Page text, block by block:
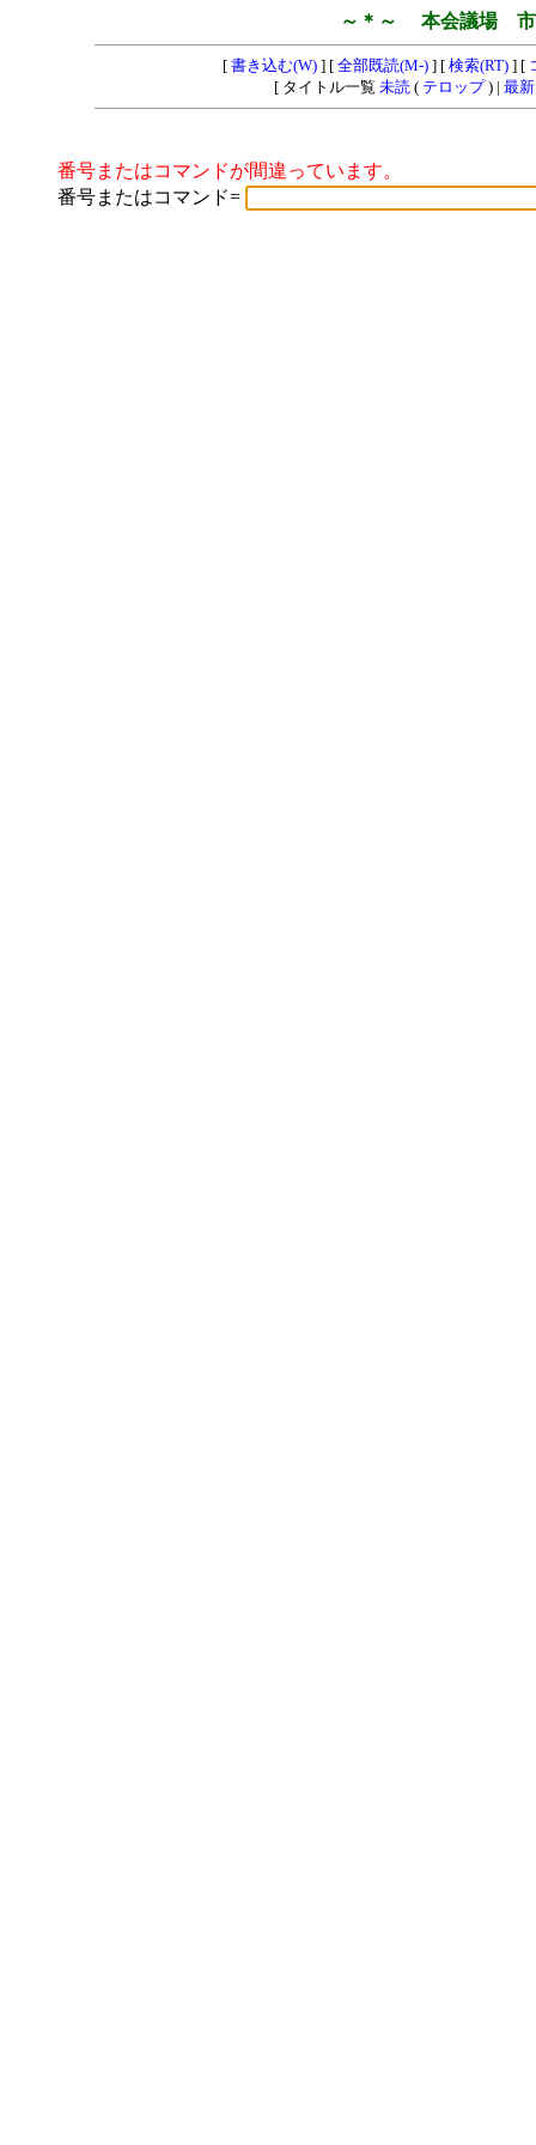
～＊～ 本会議場 市
[ 書き込む(W)] [ 全部既読(M-)] [ 検索(RT)] [
[ タイトル一覧 未読( テロップ) | 最新
番号またはコマンドが間違っています。
番号またはコマンド=